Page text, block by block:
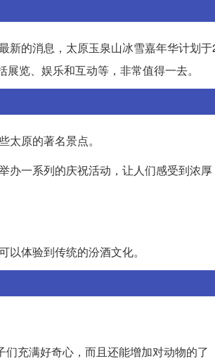
新的消息，太原玉泉山冰雪嘉年华计划于
览、娱乐和互动等，非常值得一去。
原的著名景点。
办一系列的庆祝活动，让人们感受到浓厚
体验到传统的汾酒文化。
充满好奇心，而且还能增加对动物的了